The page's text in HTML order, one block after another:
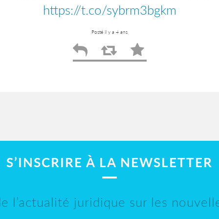
https://t.co/sybrm3bgkm
Posté il y a 4 ans
S’INSCRIRE À LA NEWSLETTER
l’actualité juridique sur les